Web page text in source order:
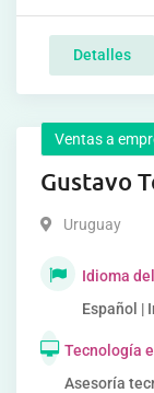
Detalles
Ventas a
Gustavo
Uruguay
Idioma
Español |
Tecnología
Asesoría